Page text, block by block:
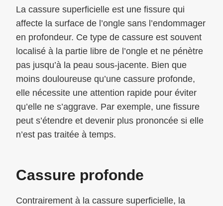
La cassure superficielle est une fissure qui
affecte la surface de l’ongle sans l’endommager
en profondeur. Ce type de cassure est souvent
localisé à la partie libre de l’ongle et ne pénètre
pas jusqu’à la peau sous-jacente. Bien que
moins douloureuse qu’une cassure profonde,
elle nécessite une attention rapide pour éviter
qu’elle ne s’aggrave. Par exemple, une fissure
peut s’étendre et devenir plus prononcée si elle
n’est pas traitée à temps.
Cassure profonde
Contrairement à la cassure superficielle, la